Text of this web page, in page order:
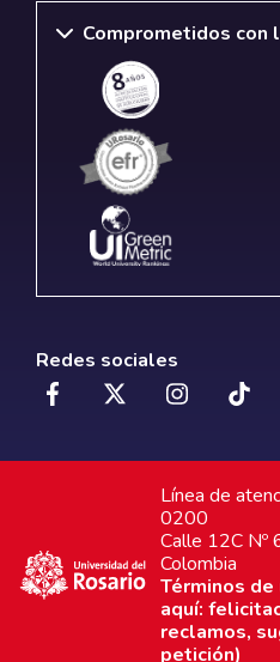
Comprometidos con
Redes sociales
Línea de
0200
Calle 12C Nº
Colombia
Términos de
aquí:
reclamos,
petición)